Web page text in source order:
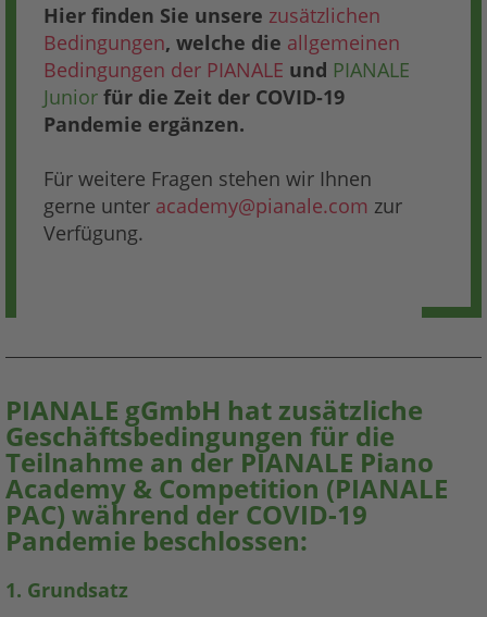
Hier finden Sie unsere zusätzlichen
Bedingungen, welche die allgemeinen
Bedingungen der PIANALE und PIANALE
Junior für die Zeit der COVID-19
Pandemie ergänzen.
Für weitere Fragen stehen wir Ihnen
gerne unter academy@pianale.com zur
Verfügung.
PIANALE gGmbH hat zusätzliche
Geschäftsbedingungen für die
Teilnahme an der PIANALE Piano
Academy & Competition (PIANALE
PAC) während der COVID-19
Pandemie beschlossen:
1. Grundsatz